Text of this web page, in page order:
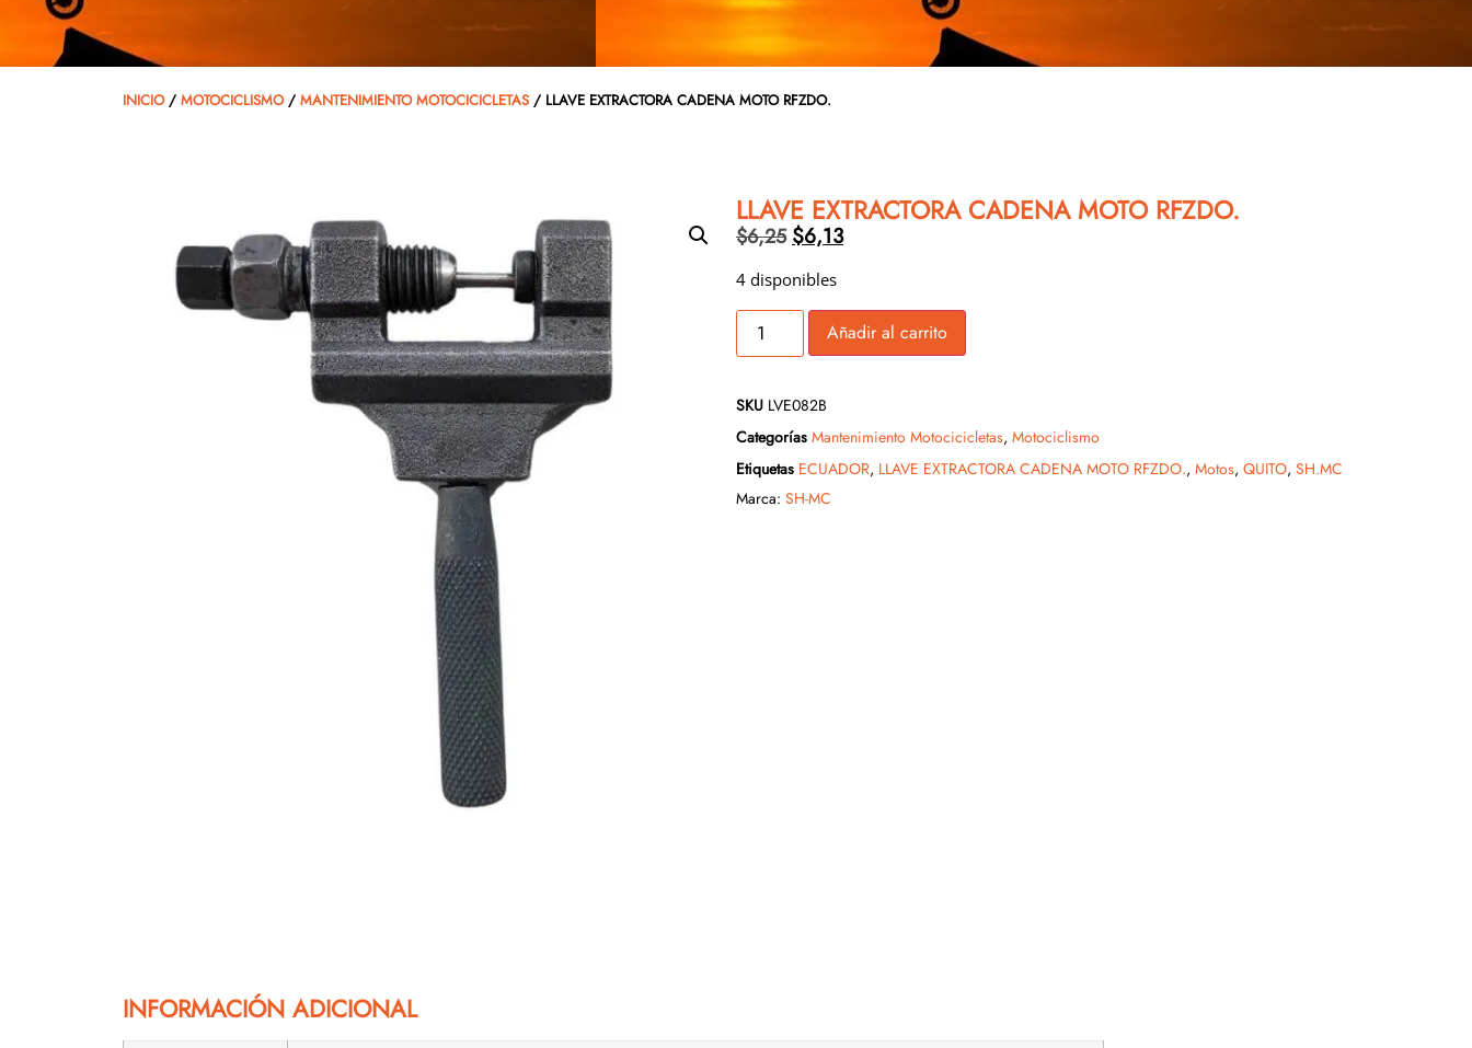
INICIO/ MOTOCICLISMO/ MANTENIMIENTO MOTOCICICLETAS / LLAVE EXTRACTORA CADENA MOTO RFZDO.
LLAVE EXTRACTORA CADENA MOTO RFZDO.
$6,25 $6,13
4 disponibles
Añadir al carrito
SKU LVE082B
Categorías Mantenimiento Motocicicletas, Motociclismo
Etiquetas ECUADOR, LLAVE EXTRACTORA CADENA MOTO RFZDO., Motos, QUITO, SH.MC
Marca: SH-MC
INFORMACIÓN ADICIONAL